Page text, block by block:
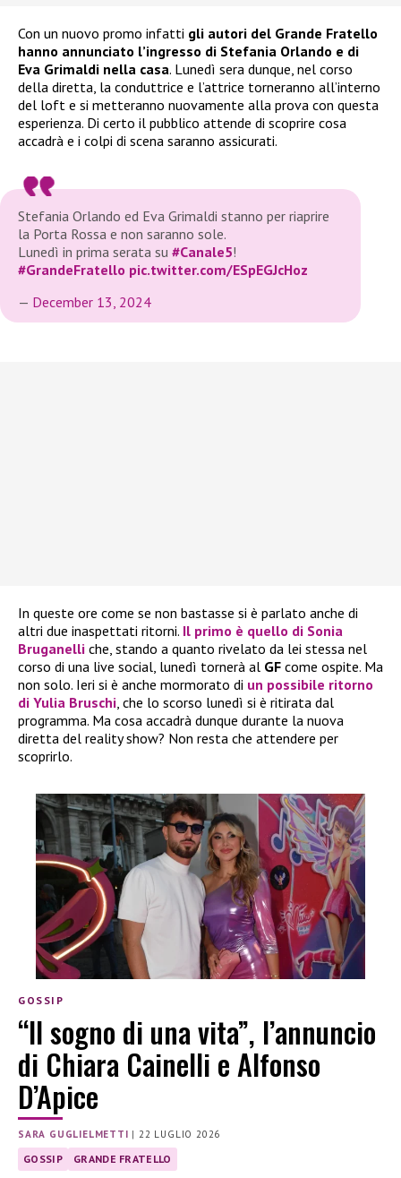
Con un nuovo promo infatti gli autori del Grande Fratello
hanno annunciato l’ingresso di Stefania Orlando e di
Eva Grimaldi nella casa. Lunedì sera dunque, nel corso
della diretta, la conduttrice e l’attrice torneranno all’interno
del loft e si metteranno nuovamente alla prova con questa
esperienza. Di certo il pubblico attende di scoprire cosa
accadrà e i colpi di scena saranno assicurati.
Stefania Orlando ed Eva Grimaldi stanno per riaprire
la Porta Rossa e non saranno sole.
Lunedì in prima serata su #Canale5!
#GrandeFratello pic.twitter.com/ESpEGJcHoz
— December 13, 2024
In queste ore come se non bastasse si è parlato anche di
altri due inaspettati ritorni. Il primo è quello di Sonia
Bruganelli che, stando a quanto rivelato da lei stessa nel
corso di una live social, lunedì tornerà al GF come ospite. Ma
non solo. Ieri si è anche mormorato di un possibile ritorno
di Yulia Bruschi, che lo scorso lunedì si è ritirata dal
programma. Ma cosa accadrà dunque durante la nuova
diretta del reality show? Non resta che attendere per
scoprirlo.
GOSSIP
“Il sogno di una vita”, l’annuncio
di Chiara Cainelli e Alfonso
D’Apice
SARA GUGLIELMETTI | 22 LUGLIO 2026
GOSSIP GRANDE FRATELLO